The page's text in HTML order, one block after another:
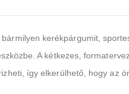
kerékpárgumit,
A kétkezes,
így elkerülhető, hogy az